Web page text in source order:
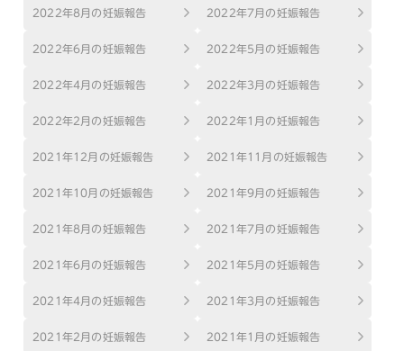
2022年8月の妊娠報告 2022年7月の妊娠報告
2022年6月の妊娠報告 2022年5月の妊娠報告
2022年4月の妊娠報告 2022年3月の妊娠報告
2022年2月の妊娠報告 2022年1月の妊娠報告
2021年12月の妊娠報告 2021年11月の妊娠報告
2021年10月の妊娠報告 2021年9月の妊娠報告
2021年8月の妊娠報告 2021年7月の妊娠報告
2021年6月の妊娠報告 2021年5月の妊娠報告
2021年4月の妊娠報告 2021年3月の妊娠報告
2021年2月の妊娠報告 2021年1月の妊娠報告